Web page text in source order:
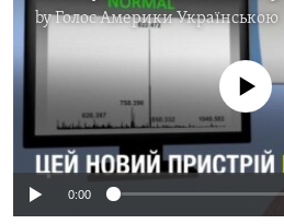
byГолос Америки Українською
No media source
0:00